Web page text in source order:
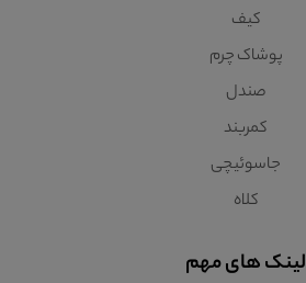
کیف
پوشاک چرم
صندل
کمربند
جاسوئیچی
کلاه
لینک های مهم